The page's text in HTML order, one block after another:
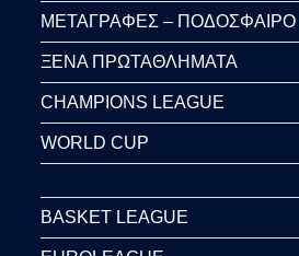
ΜΕΤΑΓΡΑΦΕΣ – ΠΟΔΟΣΦΑΙΡΟ
ΞΕΝΑ ΠΡΩΤΑΘΛΗΜΑΤΑ
CHAMPIONS LEAGUE
WORLD CUP
BASKET LEAGUE